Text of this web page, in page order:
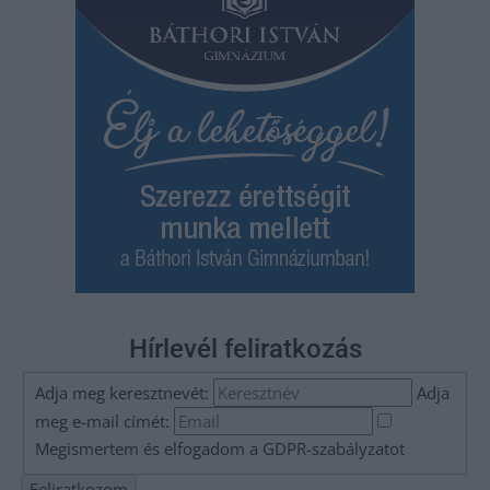
Hírlevél feliratkozás
Adja meg keresztnevét:
Adja
meg e-mail címét:
Megismertem és elfogadom a GDPR-szabályzatot